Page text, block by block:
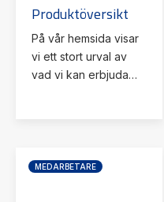
Produktöversikt
På vår hemsida visar
vi ett stort urval av
vad vi kan erbjuda
om du inte hittar exakt
MEDARBETARE